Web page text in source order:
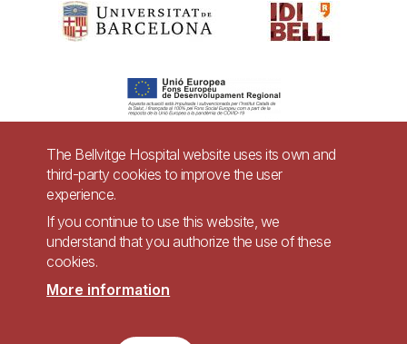
Pie
página
Accessibility Legal warning
The Bellvitge Hospital website uses its own and
third-party cookies to improve the user
experience.
If you continue to use this website, we
understand that you authorize the use of these
cookies.
More information